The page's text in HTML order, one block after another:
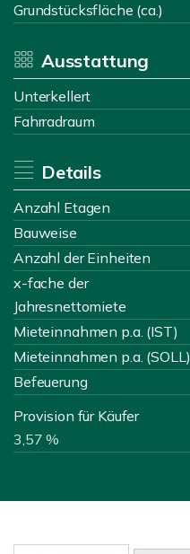
Grundstücksfläche (ca.)
Ausstattung
Unterkellert
Fahrradraum
Details
Anzahl Etagen
Bauweise
Anzahl der Einheiten
x-fache der
Jahresnettomiete
Mieteinnahmen p.a. (IST)
Mieteinnahmen p.a. (SOLL)
Befeuerung
Provision für Käufer
3,57 %